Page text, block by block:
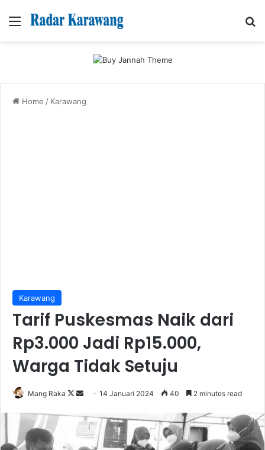
Menu
Home / Karawang
Karawang
Tarif Puskesmas Naik dari
Rp3.000 Jadi Rp15.000,
Warga Tidak Setuju
Mang Raka
Follow
X
Send
email
14 Januari 2024 40 2 minutes read